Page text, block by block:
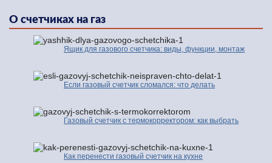
О счетчиках на газ
Ящик для газового счетчика: виды, функции, монтаж
Если газовый счетчик сломался: что делать
Газовый счетчик с термокорректором: как выбрать
Как перенести газовый счетчик на кухне